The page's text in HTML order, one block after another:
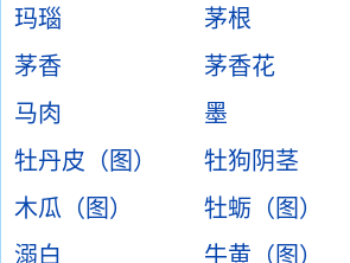
玛瑙
茅根
茅香
茅香花
马肉
墨
牡丹皮（图）
牡狗阴茎
木瓜（图）
牡蛎（图）
溺白
牛黄（图）